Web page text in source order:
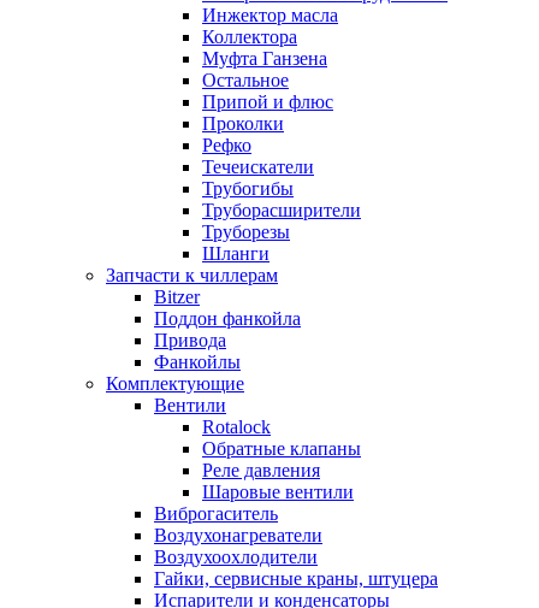
Инжектор масла
Коллектора
Муфта Ганзена
Остальное
Припой и флюс
Проколки
Рефко
Течеискатели
Трубогибы
Труборасширители
Труборезы
Шланги
Запчасти к чиллерам
Bitzer
Поддон фанкойла
Привода
Фанкойлы
Комплектующие
Вентили
Rotalock
Обратные клапаны
Реле давления
Шаровые вентили
Виброгаситель
Воздухонагреватели
Воздухоохлодители
Гайки, сервисные краны, штуцера
Испарители и конденсаторы